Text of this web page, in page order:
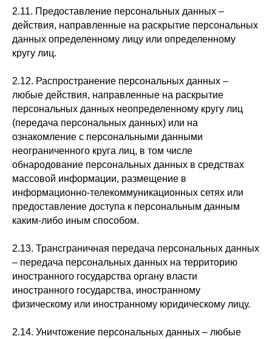
2.11. Предоставление персональных данных –
действия, направленные на раскрытие персональных
данных определенному лицу или определенному
кругу лиц.
2.12. Распространение персональных данных –
любые действия, направленные на раскрытие
персональных данных неопределенному кругу лиц
(передача персональных данных) или на
ознакомление с персональными данными
неограниченного круга лиц, в том числе
обнародование персональных данных в средствах
массовой информации, размещение в
информационно-телекоммуникационных сетях или
предоставление доступа к персональным данным
каким-либо иным способом.
2.13. Трансграничная передача персональных данных
– передача персональных данных на территорию
иностранного государства органу власти
иностранного государства, иностранному
физическому или иностранному юридическому лицу.
2.14. Уничтожение персональных данных – любые